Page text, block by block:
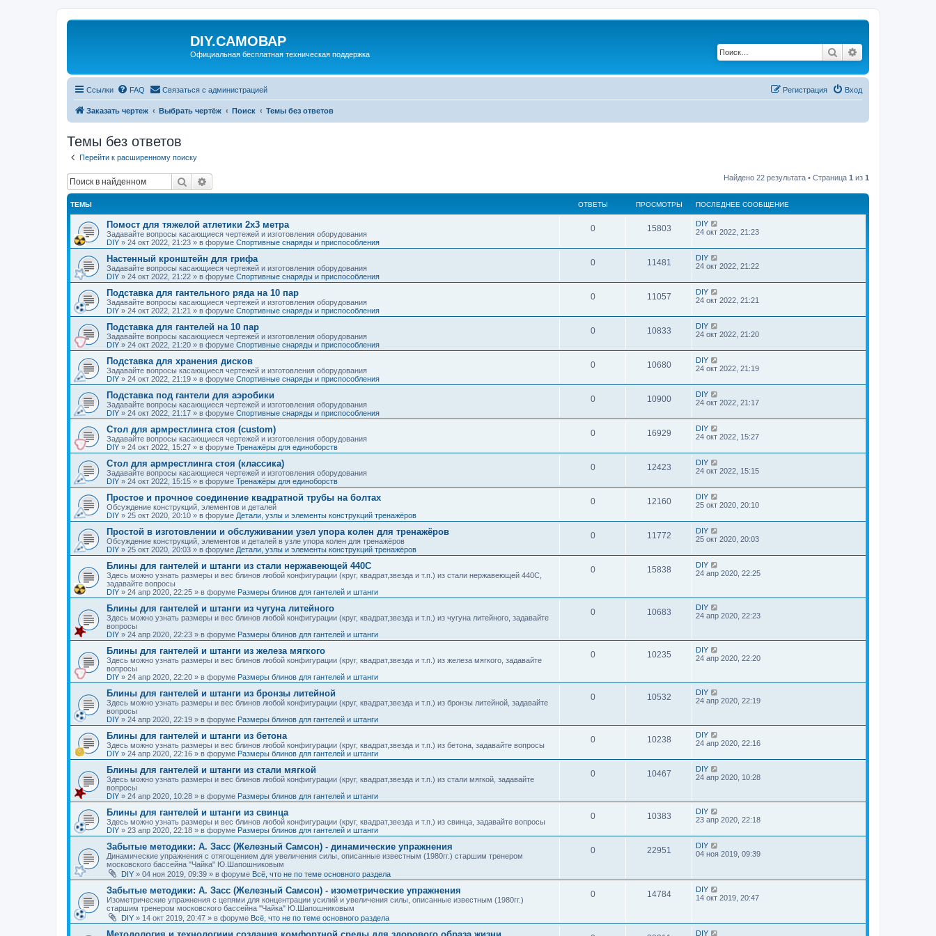
DIY.САМОВАР
Официальная бесплатная техническая поддержка Поиск
Ссылки FAQ Связаться с администрацией Вход
Регистрация
Заказать чертеж Выбрать чертёж Поиск Темы без ответов
Темы без ответов
Перейти к расширенному поиску
Поиск Найдено 22 результата • Страница 1 из 1
ТЕМЫ ОТВЕТЫ ПРОСМОТРЫ ПОСЛЕДНЕЕ СООБЩЕНИЕ
Помост для тяжелой атлетики 2х3 метра
Задавайте вопросы касающиеся чертежей и изготовления оборудования
DIY » 24 окт 2022, 21:23 » в форуме Спортивные снаряды и приспособления
0 15803
DIY
24 окт 2022, 21:23
Настенный кронштейн для грифа
Задавайте вопросы касающиеся чертежей и изготовления оборудования
DIY » 24 окт 2022, 21:22 » в форуме Спортивные снаряды и приспособления
0 11481
DIY
24 окт 2022, 21:22
Подставка для гантельного ряда на 10 пар
Задавайте вопросы касающиеся чертежей и изготовления оборудования
DIY » 24 окт 2022, 21:21 » в форуме Спортивные снаряды и приспособления
0 11057
DIY
24 окт 2022, 21:21
Подставка для гантелей на 10 пар
Задавайте вопросы касающиеся чертежей и изготовления оборудования
DIY » 24 окт 2022, 21:20 » в форуме Спортивные снаряды и приспособления
0 10833
DIY
24 окт 2022, 21:20
Подставка для хранения дисков
Задавайте вопросы касающиеся чертежей и изготовления оборудования
DIY » 24 окт 2022, 21:19 » в форуме Спортивные снаряды и приспособления
0 10680
DIY
24 окт 2022, 21:19
Подставка под гантели для аэробики
Задавайте вопросы касающиеся чертежей и изготовления оборудования
DIY » 24 окт 2022, 21:17 » в форуме Спортивные снаряды и приспособления
0 10900
DIY
24 окт 2022, 21:17
Стол для армрестлинга стоя (custom)
Задавайте вопросы касающиеся чертежей и изготовления оборудования
DIY » 24 окт 2022, 15:27 » в форуме Тренажёры для единоборств
0 16929
DIY
24 окт 2022, 15:27
Стол для армрестлинга стоя (классика)
Задавайте вопросы касающиеся чертежей и изготовления оборудования
DIY » 24 окт 2022, 15:15 » в форуме Тренажёры для единоборств
0 12423
DIY
24 окт 2022, 15:15
Простое и прочное соединение квадратной трубы на болтах
Обсуждение конструкций, элементов и деталей
DIY » 25 окт 2020, 20:10 » в форуме Детали, узлы и элементы конструкций тренажёров
0 12160
DIY
25 окт 2020, 20:10
Простой в изготовлении и обслуживании узел упора колен для тренажёров
Обсуждение конструкций, элементов и деталей в узле упора колен для тренажёров
DIY » 25 окт 2020, 20:03 » в форуме Детали, узлы и элементы конструкций тренажёров
0 11772
DIY
25 окт 2020, 20:03
Блины для гантелей и штанги из стали нержавеющей 440С
Здесь можно узнать размеры и вес блинов любой конфигурации (круг, квадрат,звезда и т.п.) из стали нержавеющей 440С,
задавайте вопросы
DIY » 24 апр 2020, 22:25 » в форуме Размеры блинов для гантелей и штанги
0 15838
DIY
24 апр 2020, 22:25
Блины для гантелей и штанги из чугуна литейного
Здесь можно узнать размеры и вес блинов любой конфигурации (круг, квадрат,звезда и т.п.) из чугуна литейного, задавайте
вопросы
DIY » 24 апр 2020, 22:23 » в форуме Размеры блинов для гантелей и штанги
0 10683
DIY
24 апр 2020, 22:23
Блины для гантелей и штанги из железа мягкого
Здесь можно узнать размеры и вес блинов любой конфигурации (круг, квадрат,звезда и т.п.) из железа мягкого, задавайте
вопросы
DIY » 24 апр 2020, 22:20 » в форуме Размеры блинов для гантелей и штанги
0 10235
DIY
24 апр 2020, 22:20
Блины для гантелей и штанги из бронзы литейной
Здесь можно узнать размеры и вес блинов любой конфигурации (круг, квадрат,звезда и т.п.) из бронзы литейной, задавайте
вопросы
DIY » 24 апр 2020, 22:19 » в форуме Размеры блинов для гантелей и штанги
0 10532
DIY
24 апр 2020, 22:19
Блины для гантелей и штанги из бетона
Здесь можно узнать размеры и вес блинов любой конфигурации (круг, квадрат,звезда и т.п.) из бетона, задавайте вопросы
DIY » 24 апр 2020, 22:16 » в форуме Размеры блинов для гантелей и штанги
0 10238
DIY
24 апр 2020, 22:16
Блины для гантелей и штанги из стали мягкой
Здесь можно узнать размеры и вес блинов любой конфигурации (круг, квадрат,звезда и т.п.) из стали мягкой, задавайте
вопросы
DIY » 24 апр 2020, 10:28 » в форуме Размеры блинов для гантелей и штанги
0 10467
DIY
24 апр 2020, 10:28
Блины для гантелей и штанги из свинца
Здесь можно узнать размеры и вес блинов любой конфигурации (круг, квадрат,звезда и т.п.) из свинца, задавайте вопросы
DIY » 23 апр 2020, 22:18 » в форуме Размеры блинов для гантелей и штанги
0 10383
DIY
23 апр 2020, 22:18
Забытые методики: А. Засс (Железный Самсон) - динамические упражнения
Динамические упражнения с отягощением для увеличения силы, описанные известным (1980гг.) старшим тренером
московского бассейна "Чайка" Ю.Шапошниковым
DIY » 04 ноя 2019, 09:39 » в форуме Всё, что не по теме основного раздела
0 22951
DIY
04 ноя 2019, 09:39
Забытые методики: А. Засс (Железный Самсон) - изометрические упражнения
Изометрические упражнения с цепями для концентрации усилий и увеличения силы, описанные известным (1980гг.)
старшим тренером московского бассейна "Чайка" Ю.Шапошниковым
DIY » 14 окт 2019, 20:47 » в форуме Всё, что не по теме основного раздела
0 14784
DIY
14 окт 2019, 20:47
DIY